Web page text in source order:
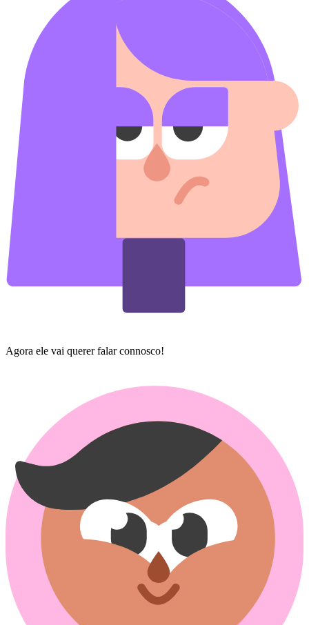
Agora ele vai querer falar connosco!